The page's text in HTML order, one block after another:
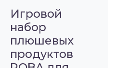
Игровой
набор
плюшевых
продуктов